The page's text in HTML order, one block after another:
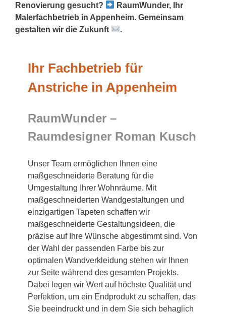
Renovierung gesucht?
RaumWunder, Ihr
Malerfachbetrieb in Appenheim. Gemeinsam
gestalten wir die Zukunft
.
Ihr Fachbetrieb für
Anstriche in Appenheim
RaumWunder –
Raumdesigner Roman Kusch
Unser Team ermöglichen Ihnen eine
maßgeschneiderte Beratung für die
Umgestaltung Ihrer Wohnräume. Mit
maßgeschneiderten Wandgestaltungen und
einzigartigen Tapeten schaffen wir
maßgeschneiderte Gestaltungsideen, die
präzise auf Ihre Wünsche abgestimmt sind. Von
der Wahl der passenden Farbe bis zur
optimalen Wandverkleidung stehen wir Ihnen
zur Seite während des gesamten Projekts.
Dabei legen wir Wert auf höchste Qualität und
Perfektion, um ein Endprodukt zu schaffen, das
Sie beeindruckt und in dem Sie sich behaglich